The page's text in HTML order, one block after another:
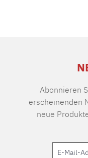
Abonnieren
erscheinenden
neue